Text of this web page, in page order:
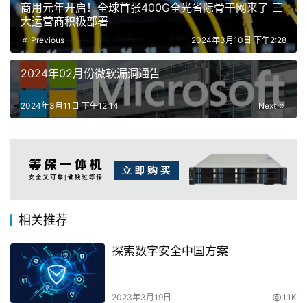
商用元年开启！全球首张400G全光省际骨干网来了 三
大运营商积极部署
Previous 2024年3月10日 下午2:28
2024年02月份微软漏洞通告
Next
2024年3月11日 下午12:14
相关推荐
探索数字安全中国方案
2023年3月19日 1.1K